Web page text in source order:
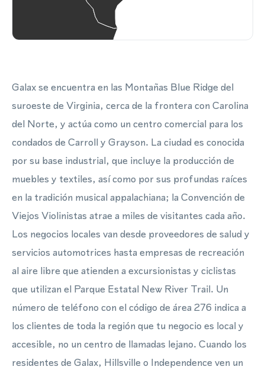
Galax se encuentra en las Montañas Blue Ridge del
suroeste de Virginia, cerca de la frontera con Carolina
del Norte, y actúa como un centro comercial para los
condados de Carroll y Grayson. La ciudad es conocida
por su base industrial, que incluye la producción de
muebles y textiles, así como por sus profundas raíces
en la tradición musical appalachiana; la Convención de
Viejos Violinistas atrae a miles de visitantes cada año.
Los negocios locales van desde proveedores de salud y
servicios automotrices hasta empresas de recreación
al aire libre que atienden a excursionistas y ciclistas
que utilizan el Parque Estatal New River Trail. Un
número de teléfono con el código de área 276 indica a
los clientes de toda la región que tu negocio es local y
accesible, no un centro de llamadas lejano. Cuando los
residentes de Galax, Hillsville o Independence ven un